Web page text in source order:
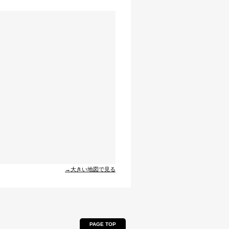
→大きい地図で見る
PAGE TOP